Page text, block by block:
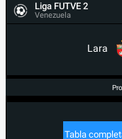
Liga FUTVE 2
Venezuela
Lara
Tabla